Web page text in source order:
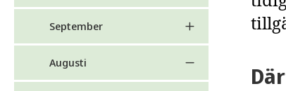
September
Augusti